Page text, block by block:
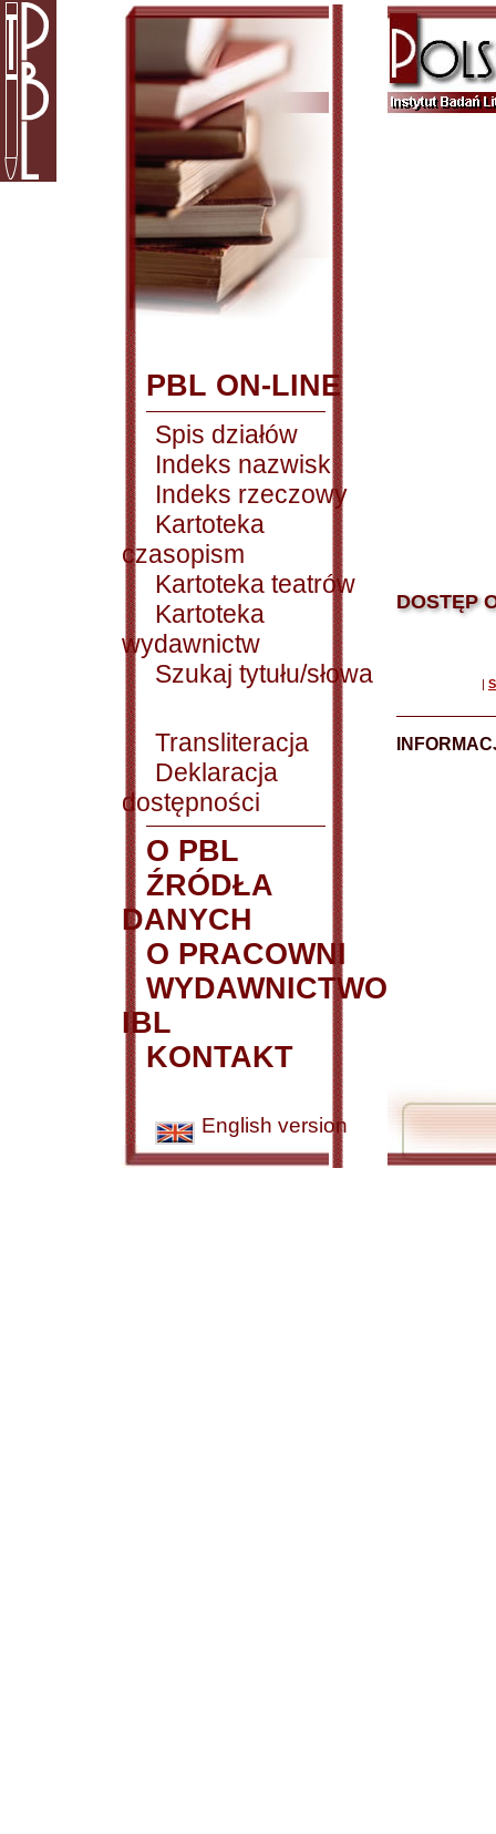
PBL ON-LINE
Spis działów
Indeks nazwisk
Indeks rzeczowy
Kartoteka
czasopism
Kartoteka teatrów
Kartoteka
wydawnictw
Szukaj tytułu/słowa
Transliteracja
Deklaracja
dostępności
O PBL
ŹRÓDŁA
DANYCH
O PRACOWNI
WYDAWNICTWO
IBL
KONTAKT
English version
DOSTĘP
|